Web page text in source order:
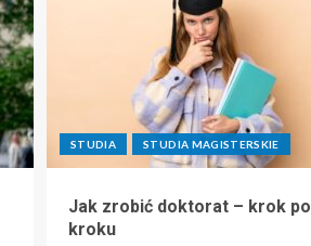
STUDIA STUDIA MAGISTERSKIE
Jak zrobić doktorat – krok po
kroku